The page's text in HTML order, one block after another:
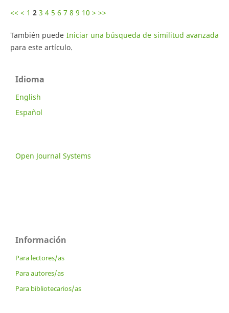
<< < 1 2 3 4 5 6 7 8 9 10 > >>
También puede Iniciar una búsqueda de similitud avanzada
para este artículo.
Idioma
English
Español
Open Journal Systems
Información
Para lectores/as
Para autores/as
Para bibliotecarios/as